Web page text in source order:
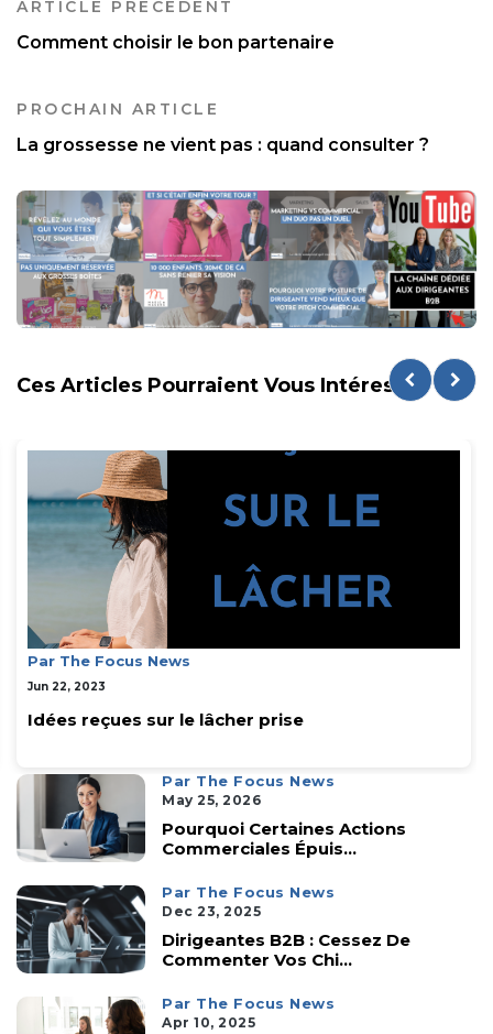
ARTICLE PRÉCÉDENT
Comment choisir le bon partenaire
PROCHAIN ARTICLE
La grossesse ne vient pas : quand consulter ?
Ces Articles Pourraient Vous Intéresser
Par The Focus News
Jun 22, 2023
Idées reçues sur le lâcher prise
Par The Focus News
May 25, 2026
Pourquoi Certaines Actions
Commerciales Épuis...
Par The Focus News
Dec 23, 2025
Dirigeantes B2B : Cessez De
Commenter Vos Chi...
Par The Focus News
Apr 10, 2025